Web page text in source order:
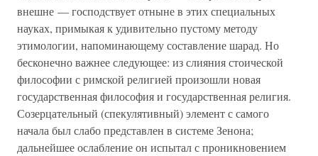
внешне — господствует отныне в этих специальных
науках, примыкая к удивительно пустому методу
этимологии, напоминающему составление шарад. Но
бесконечно важнее следующее: из слияния стоической
философии с римской религией произошли новая
государственная философия и государственная религия.
Созерцательный (спекулятивный) элемент с самого
начала был слабо представлен в системе Зенона;
дальнейшее ослабление он испытал с проникновением